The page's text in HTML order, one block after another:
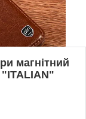
магнітний
"ITALIAN"